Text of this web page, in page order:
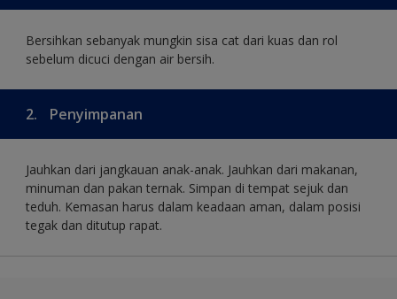
Bersihkan sebanyak mungkin sisa cat dari kuas dan rol
sebelum dicuci dengan air bersih.
2. Penyimpanan
Jauhkan dari jangkauan anak-anak. Jauhkan dari makanan,
minuman dan pakan ternak. Simpan di tempat sejuk dan
teduh. Kemasan harus dalam keadaan aman, dalam posisi
tegak dan ditutup rapat.